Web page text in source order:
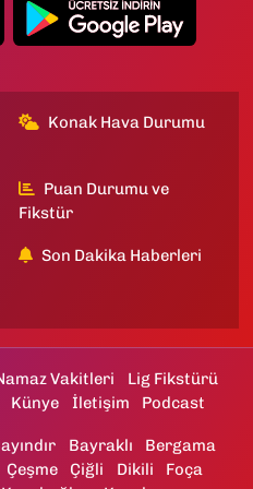
Konak Hava Durumu
Puan Durumu ve
Fikstür
Son Dakika Haberleri
Vakitleri
Lig Fikstürü
Künye İletişim Podcast
Bayraklı
Bergama
Çeşme Çiğli Dikili
Foça